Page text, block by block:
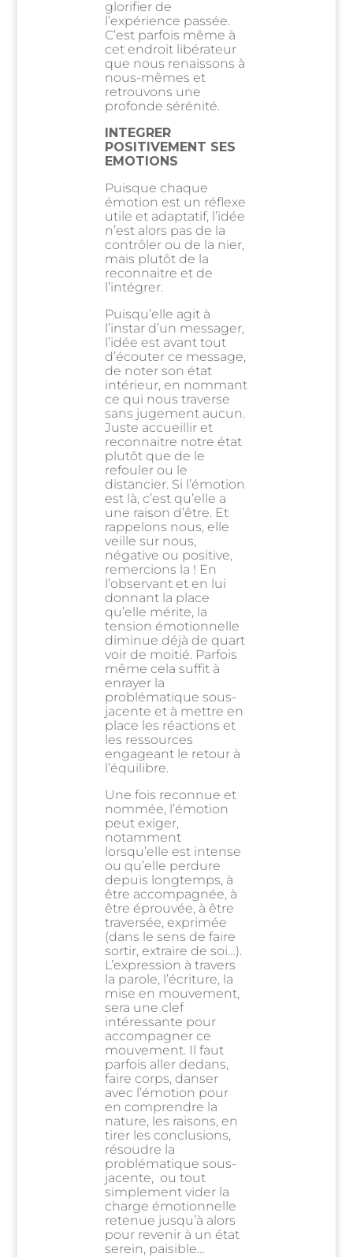
glorifier de
l’expérience passée.
C’est parfois même à
cet endroit libérateur
que nous renaissons à
nous-mêmes et
retrouvons une
profonde sérénité.
INTEGRER
POSITIVEMENT SES
EMOTIONS
Puisque chaque
émotion est un réflexe
utile et adaptatif, l’idée
n’est alors pas de la
contrôler ou de la nier,
mais plutôt de la
reconnaitre et de
l’intégrer.
Puisqu’elle agit à
l’instar d’un messager,
l’idée est avant tout
d’écouter ce message,
de noter son état
intérieur, en nommant
ce qui nous traverse
sans jugement aucun.
Juste accueillir et
reconnaitre notre état
plutôt que de le
refouler ou le
distancier. Si l’émotion
est là, c’est qu’elle a
une raison d’être. Et
rappelons nous, elle
veille sur nous,
négative ou positive,
remercions la ! En
l’observant et en lui
donnant la place
qu’elle mérite, la
tension émotionnelle
diminue déjà de quart
voir de moitié. Parfois
même cela suffit à
enrayer la
problématique sous-
jacente et à mettre en
place les réactions et
les ressources
engageant le retour à
l’équilibre.
Une fois reconnue et
nommée, l’émotion
peut exiger,
notamment
lorsqu’elle est intense
ou qu’elle perdure
depuis longtemps, à
être accompagnée, à
être éprouvée, à être
traversée, exprimée
(dans le sens de faire
sortir, extraire de soi…).
L’expression à travers
la parole, l’écriture, la
mise en mouvement,
sera une clef
intéressante pour
accompagner ce
mouvement. Il faut
parfois aller dedans,
faire corps, danser
avec l’émotion pour
en comprendre la
nature, les raisons, en
tirer les conclusions,
résoudre la
problématique sous-
jacente, ou tout
simplement vider la
charge émotionnelle
retenue jusqu’à alors
pour revenir à un état
serein, paisible…